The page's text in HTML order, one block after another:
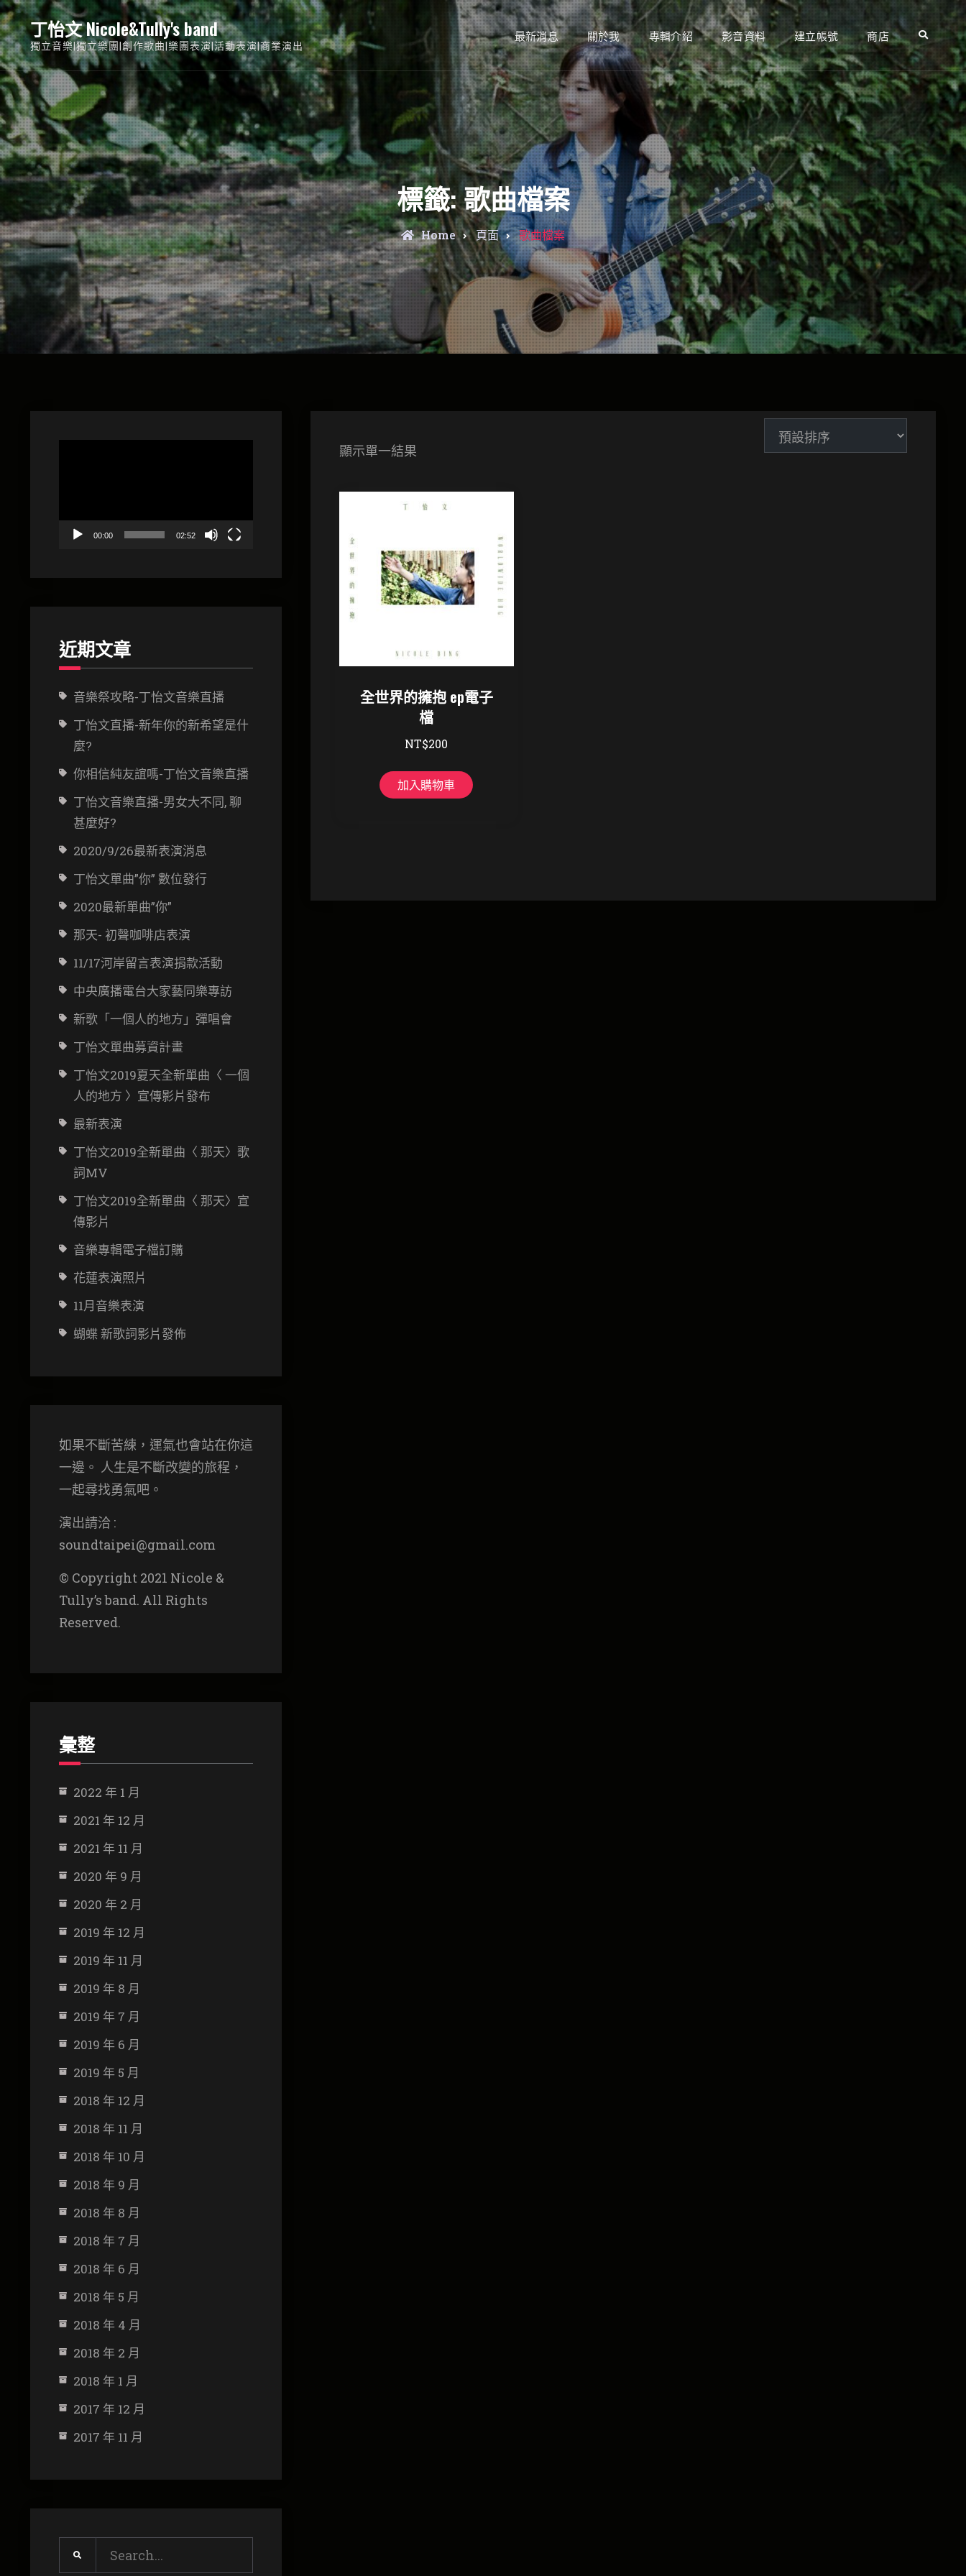
Skip
to
content
丁怡文 Nicole&Tully's band
獨立音樂|獨立樂團|創作歌曲|樂團表演|活動表演|商業演出
最新消息 關於我 專輯介紹 影音資料 建立帳號 商店 Search
標籤:歌曲檔案
Home 頁面 歌曲檔案
顯示單一結果
全世界的擁抱 ep電子
檔
NT$200
加入購物車
放
00:00 02:52
近期文章
音樂祭攻略-丁怡文音樂直播
丁怡文直播-新年你的新希望是什
麼?
你相信純友誼嗎-丁怡文音樂直播
丁怡文音樂直播-男女大不同, 聊
甚麼好?
2020/9/26最新表演消息
丁怡文單曲”你” 數位發行
2020最新單曲”你”
那天- 初聲咖啡店表演
11/17河岸留言表演捐款活動
中央廣播電台大家藝同樂專訪
新歌「一個人的地方」彈唱會
丁怡文單曲募資計畫
丁怡文2019夏天全新單曲〈 一個
人的地方 〉宣傳影片發布
最新表演
丁怡文2019全新單曲〈 那天〉歌
詞MV
丁怡文2019全新單曲〈 那天〉宣
傳影片
音樂專輯電子檔訂購
花蓮表演照片
11月音樂表演
蝴蝶 新歌詞影片發佈
如果不斷苦練，運氣也會站在你這
一邊。 人生是不斷改變的旅程，
一起尋找勇氣吧。
演出請洽 :
soundtaipei@gmail.com
© Copyright 2021 Nicole &
Tully’s band. All Rights
Reserved.
彙整
2022 年 1 月
2021 年 12 月
2021 年 11 月
2020 年 9 月
2020 年 2 月
2019 年 12 月
2019 年 11 月
2019 年 8 月
2019 年 7 月
2019 年 6 月
2019 年 5 月
2018 年 12 月
2018 年 11 月
2018 年 10 月
2018 年 9 月
2018 年 8 月
2018 年 7 月
2018 年 6 月
2018 年 5 月
2018 年 4 月
2018 年 2 月
2018 年 1 月
2017 年 12 月
2017 年 11 月
Search
for: